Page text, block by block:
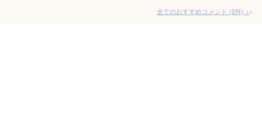
全てのおすすめコメント (2件) >